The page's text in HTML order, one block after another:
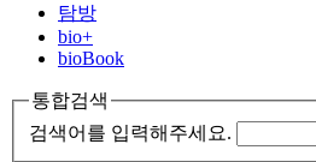
탐방
bio+
bioBook
통합검색
검색어를 입력해주세요.